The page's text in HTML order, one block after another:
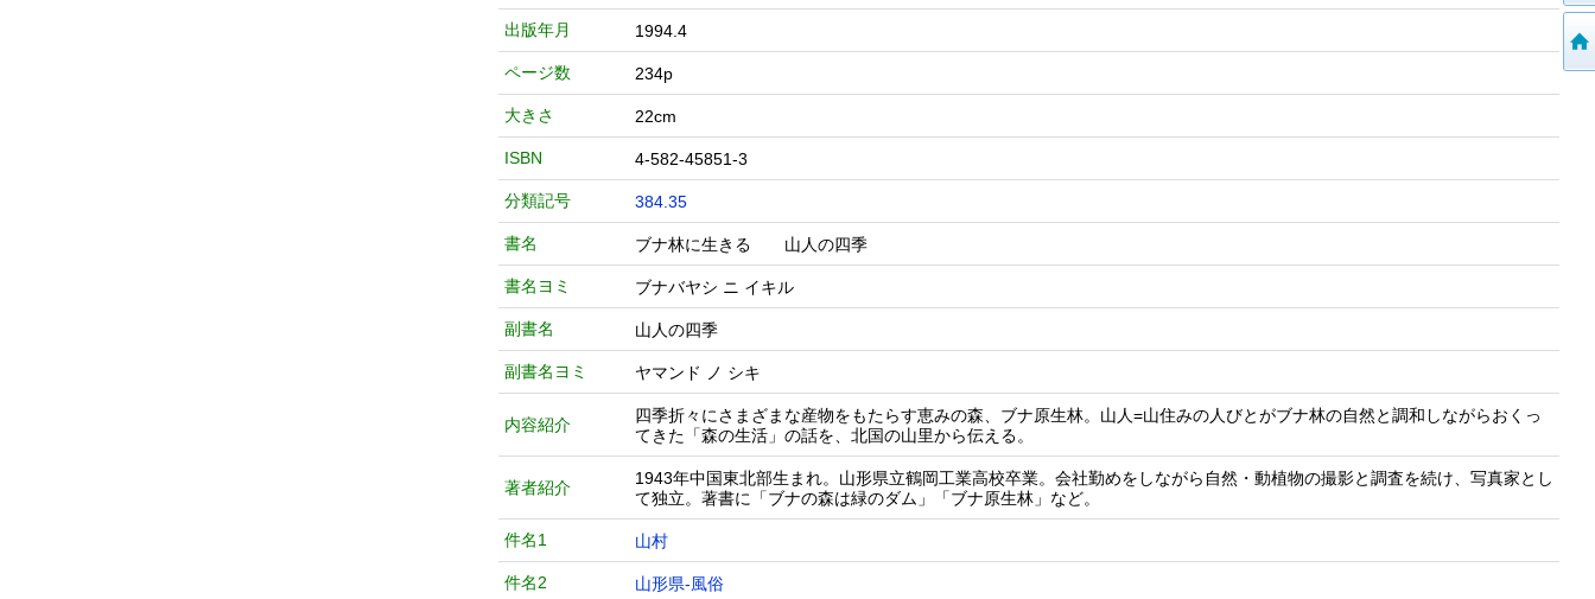
出版年月 1994.4
ページ数 234p
大きさ 22cm
ISBN 4-582-45851-3
分類記号 384.35
書名 ブナ林に生きる 山人の四季
書名ヨミ ブナバヤシ ニ イキル
副書名 山人の四季
副書名ヨミ ヤマンド ノ シキ
内容紹介
四季折々にさまざまな産物をもたらす恵みの森、ブナ原生林。山人=山住みの人びとがブナ林の自然と調和しながらおくっ
てきた「森の生活」の話を、北国の山里から伝える。
著者紹介
1943年中国東北部生まれ。山形県立鶴岡工業高校卒業。会社勤めをしながら自然・動植物の撮影と調査を続け、写真家とし
て独立。著書に「ブナの森は緑のダム」「ブナ原生林」など。
件名1 山村
件名2 山形県-風俗